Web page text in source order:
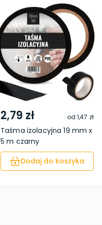
2,79 zł od1,47 zł
Taśma izolacyjna 19 mm x
5 m czarny
Dodaj do koszyka